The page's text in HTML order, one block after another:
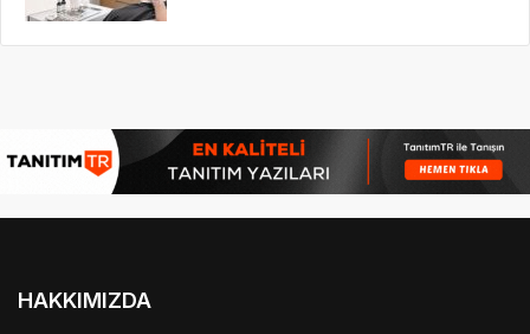
HAKKIMIZDA